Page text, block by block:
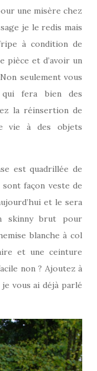
une misère chez
je le redis mais
à condition de
pièce et d’avoir un
seulement vous
fera bien des
la réinsertion de
vie à des objets
est quadrillée de
façon veste de
et le sera
skinny brut pour
blanche à col
et une ceinture
non ? Ajoutez à
vous ai déjà parlé